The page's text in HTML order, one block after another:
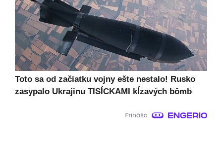
Toto sa od začiatku vojny ešte nestalo! Rusko
zasypalo Ukrajinu TISÍCKAMI kĺzavých bômb